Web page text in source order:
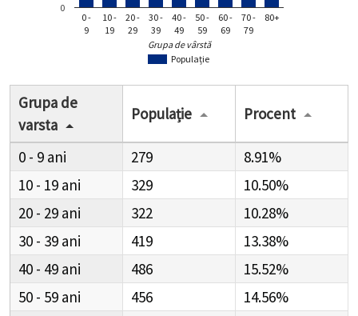
Populație
0 -
9
10 -
19
20 -
29
30 -
39
40 -
49
50 -
59
60 -
69
70 -
79
80+
0
Grupa de vârstă
Grupa de
varsta
Populație Procent
0 - 9 279
8.91%
10 - 19
329
10.50%
20 - 29
322
10.28%
30 - 39
419
13.38%
40 - 49
486
15.52%
50 - 59
456
14.56%